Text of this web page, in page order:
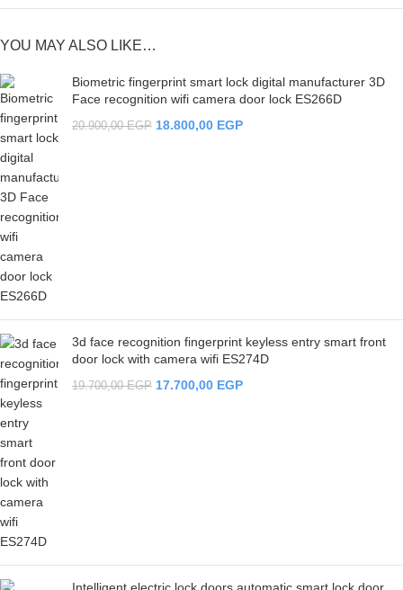
YOU MAY ALSO LIKE…
Biometric fingerprint smart lock digital manufacturer 3D
Face recognition wifi camera door lock ES266D
20.900,00EGP 18.800,00 EGP
3d face recognition fingerprint keyless entry smart front
door lock with camera wifi ES274D
19.700,00EGP 17.700,00 EGP